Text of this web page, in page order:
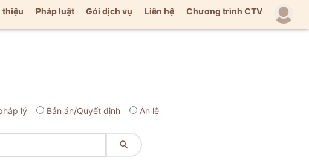
thiệu Pháp luật Gói dịch vụ Liên hệ Chương trình CTV
lý Bản án/Quyết định Án lệ
